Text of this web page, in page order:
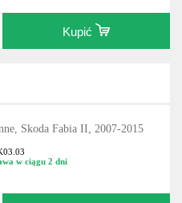
Kupić
Skoda Fabia II, 2007-2015
w ciągu 2 dni